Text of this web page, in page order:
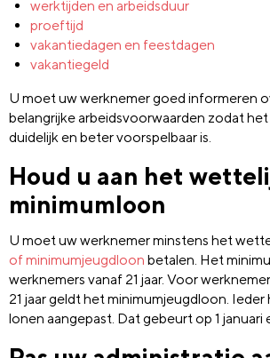
werktijden en arbeidsduur
proeftijd
vakantiedagen en feestdagen
vakantiegeld
U moet uw werknemer goed informeren
belangrijke arbeidsvoorwaarden zodat
duidelijk en beter voorspelbaar is.
Houd u aan het
minimumloon
U moet uw werknemer minstens het
of minimumjeugdloon betalen. Het
werknemers vanaf 21 jaar. Voor
21 jaar geldt het minimumjeugdloon. Ieder
lonen aangepast. Dat gebeurt op 1 januari